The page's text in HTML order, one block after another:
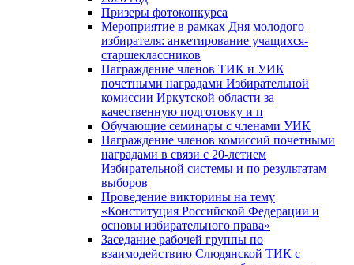
Призеры фотоконкурса
Мероприятие в рамках Дня молодого
избирателя: анкетирование учащихся-
старшеклассников
Награждение членов ТИК и УИК
почетными наградами Избирательной
комиссии Иркутской области за
качественную подготовку и п
Обучающие семинары с членами УИК
Награждение членов комиссий почетными
наградами в связи с 20-летием
Избирательной системы и по результатам
выборов
Проведение викторины на тему
«Конституция Российской Федерации и
основы избирательного права»
Заседание рабочей группы по
взаимодействию Слюдянской ТИК с